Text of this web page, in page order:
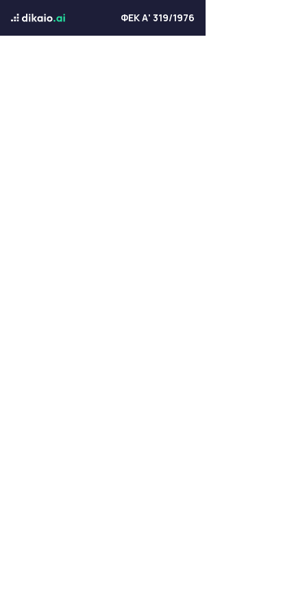
ΦΕΚ Α' 319/1976